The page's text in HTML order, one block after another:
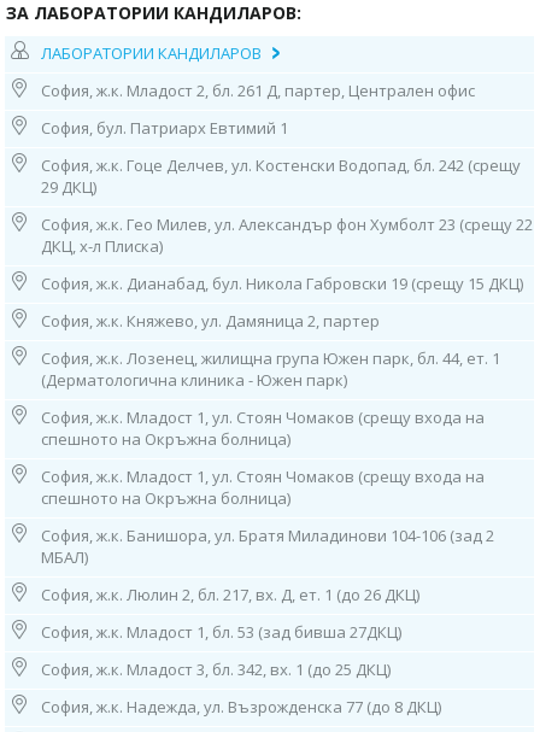
МЦ “Юмедис”, ет. 2 (до кино "Одеон")
тел: 0884 221 403
Работно време:
08.00ч до 16.00ч /от понеделник до петък/
3. София, ж.к. “Гоце Делчев”, ул. “Костенски Водопад”, бл. 242 (срещу
тел: 0884 011 499
Работно време: 08.00ч до 16.00ч /от понеделник до петък/
4. София, ж.к. "Гео Милев", ул. „Александър фон Хумболт“ 23
(срещу 22 ДКЦ, х-л Плиска),
тел: 0886 55 38 95
Работно време:
08.00ч до 16.00ч /от понеделник до петък/
5. София, ж.к. "Княжево", ул. “Дамяница” 2, партер
тел: 0882 720 552
Работно време: 08.00ч до 16.00ч /от понеделник до петък/
6. София, ж.к. "Лозенец",
жилищна група "Южен Парк",
бл. 44, ет. 1 (в Дерматологична Клиника - "Южен Парк"),
Работно време:
09.00ч до 13.00ч /от понеделник до петък/
7. София, ж.к. "Младост" 1,
ул. "Стоян Чомаков“
(срещу входа на спешното на Окръжна болница),
тел: 0882 244 828
07.30ч до 15.30ч /от понеделник до петък/
ЗА ЛАБОРАТОРИИ КАНДИЛАРОВ:
ЛАБОРАТОРИИ КАНДИЛАРОВ
София, ж.к. Младост 2, бл. 261 Д, партер, Централен офис
София, бул. Патриарх Евтимий 1
София, ж.к. Гоце Делчев, ул. Костенски Водопад, бл. 242 (срещу
29 ДКЦ)
София, ж.к. Гео Милев, ул. Александър фон Хумболт 23 (срещу 22
ДКЦ, х-л Плиска)
София, ж.к. Дианабад, бул. Никола Габровски 19 (срещу 15 ДКЦ)
София, ж.к. Княжево, ул. Дамяница 2, партер
София, ж.к. Лозенец, жилищна група Южен парк, бл. 44, ет. 1
(Дерматологична клиника - Южен парк)
София, ж.к. Младост 1, ул. Стоян Чомаков (срещу входа на
спешното на Окръжна болница)
София, ж.к. Младост 1, ул. Стоян Чомаков (срещу входа на
спешното на Окръжна болница)
София, ж.к. Банишора, ул. Братя Миладинови 104-106 (зад 2
МБАЛ)
София, ж.к. Люлин 2, бл. 217, вх. Д, ет. 1 (до 26 ДКЦ)
София, ж.к. Младост 1, бл. 53 (зад бивша 27ДКЦ)
София, ж.к. Младост 3, бл. 342, вх. 1 (до 25 ДКЦ)
София, ж.к. Надежда, ул. Възрожденска 77 (до 8 ДКЦ)